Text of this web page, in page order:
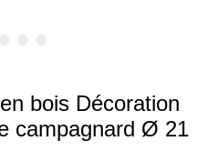
bois Décoration
campagnard Ø 21